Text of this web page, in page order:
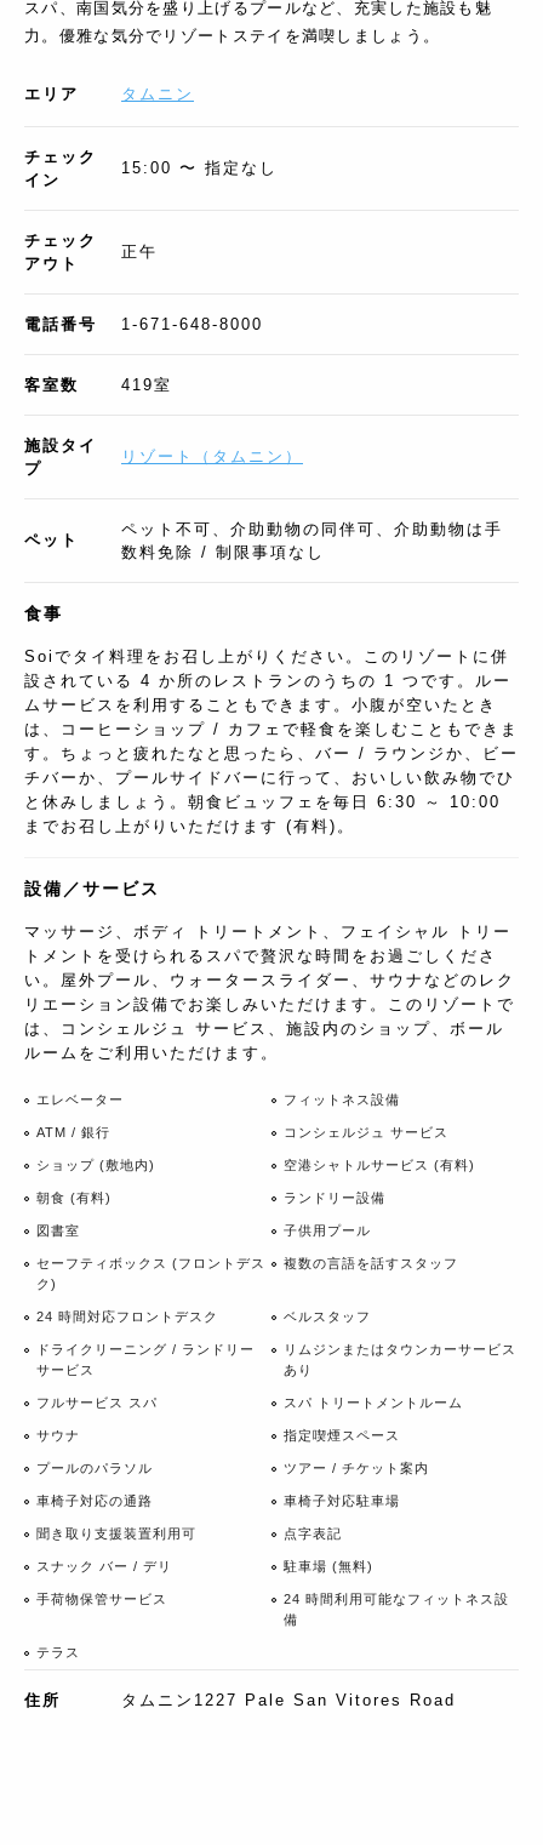
スパ、南国気分を盛り上げるプールなど、充実した施設も魅
力。優雅な気分でリゾートステイを満喫しましょう。
エリア タムニン
チェック
イン
15:00 〜 指定なし
チェック
アウト
正午
電話番号 1-671-648-8000
客室数 419室
施設タイ
プ
リゾート （ タムニン ）
ペット
ペット不可、介助動物の同伴可、介助動物は手
数料免除 / 制限事項なし
食事
Soiでタイ料理をお召し上がりください。このリゾートに併
設されている 4 か所のレストランのうちの 1 つです。ルー
ムサービスを利用することもできます。小腹が空いたとき
は、コーヒーショップ / カフェで軽食を楽しむこともできま
す。ちょっと疲れたなと思ったら、バー / ラウンジか、ビー
チバーか、プールサイドバーに行って、おいしい飲み物でひ
と休みしましょう。朝食ビュッフェを毎日 6:30 ～ 10:00
までお召し上がりいただけます (有料)。
設備／サービス
マッサージ、ボディ トリートメント、フェイシャル トリー
トメントを受けられるスパで贅沢な時間をお過ごしくださ
い。屋外プール、ウォータースライダー、サウナなどのレク
リエーション設備でお楽しみいただけます。このリゾートで
は、コンシェルジュ サービス、施設内のショップ、ボール
ルームをご利用いただけます。
エレベーター フィットネス設備
ATM / 銀行 コンシェルジュ サービス
ショップ (敷地内) 空港シャトルサービス (有料)
朝食 (有料) ランドリー設備
図書室 子供用プール
セーフティボックス (フロントデス
ク)
複数の言語を話すスタッフ
24 時間対応フロントデスク ベルスタッフ
ドライクリーニング / ランドリー
サービス
リムジンまたはタウンカーサービス
あり
フルサービス スパ スパ トリートメントルーム
サウナ 指定喫煙スペース
プールのパラソル ツアー / チケット案内
車椅子対応の通路 車椅子対応駐車場
聞き取り支援装置利用可 点字表記
スナック バー / デリ 駐車場 (無料)
手荷物保管サービス
24 時間利用可能なフィットネス設
備
テラス
住所 タムニン1227 Pale San Vitores Road